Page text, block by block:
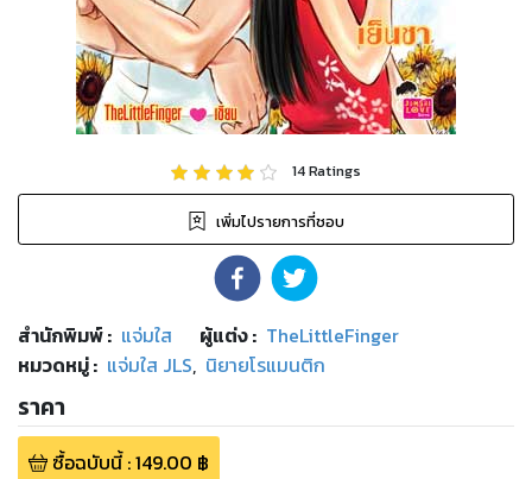
14Ratings
เพิ่มไปรายการที่ชอบ
สำนักพิมพ์: แจ่มใส ผู้แต่ง : TheLittleFinger
หมวดหมู่: แจ่มใส JLS, นิยายโรแมนติก
ราคา
ซื้อฉบับนี้:149.00 ฿